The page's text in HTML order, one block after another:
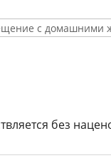
с домашними
без